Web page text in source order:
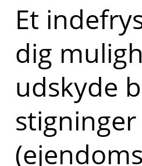
Et
dig
udskyde